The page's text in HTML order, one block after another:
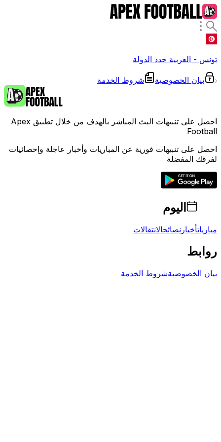
تونس - العربية حدد الدولة
بيان الخصوصية شروط الخدمة
احصل على تنبيهات البث المباشر بالهدف من خلال تطبيق Apex
Football
احصل على تنبيهات فورية عن المباريات وأخبار عاجلة وإحصائيات
لفرقك المفضلة
اليوم
مبارياتأخبار نصائحالانتقالات
روابط
بيان الخصوصيةشروط الخدمة